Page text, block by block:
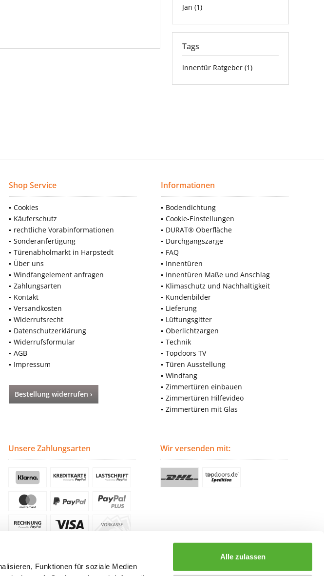
Funktionen für soziale Medien
Alle zulassen
Jan (1)
Tags
Innentür Ratgeber (1)
Shop Service
Cookies
Käuferschutz
rechtliche Vorabinformationen
Sonderanfertigung
Türenabholmarkt in Harpstedt
Über uns
Windfangelement anfragen
Zahlungsarten
Kontakt
Versandkosten
Widerrufsrecht
Datenschutzerklärung
Widerrufsformular
AGB
Impressum
Bestellung widerrufen ›
Informationen
Bodendichtung
Cookie-Einstellungen
DURAT® Oberfläche
Durchgangszarge
FAQ
Innentüren
Innentüren Maße und Anschlag
Klimaschutz und Nachhaltigkeit
Kundenbilder
Lieferung
Lüftungsgitter
Oberlichtzargen
Technik
Topdoors TV
Türen Ausstellung
Windfang
Zimmertüren einbauen
Zimmertüren Hilfevideo
Zimmertüren mit Glas
Unsere Zahlungsarten Wir versenden mit: